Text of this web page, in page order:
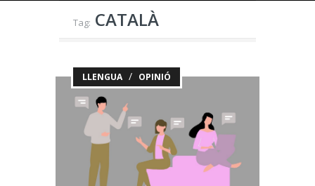
Tag: CATALÀ
LLENGUA / OPINIÓ